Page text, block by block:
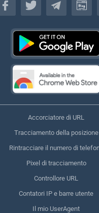
Accorciatore di URL
Tracciamento della posizione
Rintracciare il numero di
Pixel di tracciamento
Controllore URL
Contatori IP e barre utente
Il mio UserAgent